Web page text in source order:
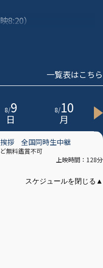
8:20）
場ならびにチケット売場は大
通機関でのご来場を推奨して
により前後する場合がござい
販売しております。お買い求
始時間
ます。
一覧表はこちら
8/9
日
8/10
月
挨拶 全国同時生中継
無料鑑賞不可
上映時間：128分